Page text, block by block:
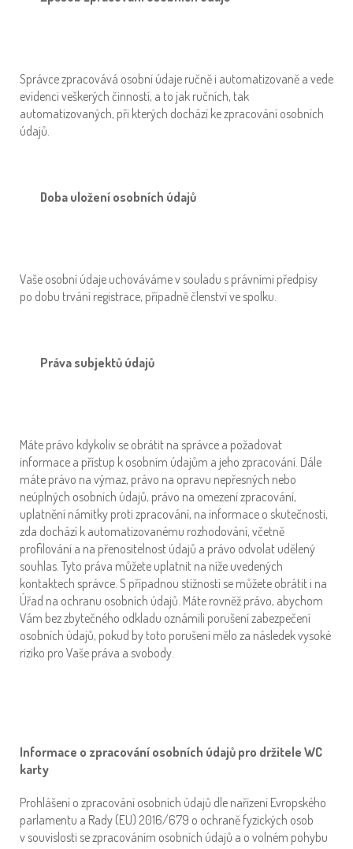
Správce zpracovává osobní údaje ručně i automatizovaně a vede
evidenci veškerých činností, a to jak ručních, tak
automatizovaných, při kterých dochází ke zpracování osobních
údajů.
Doba uložení osobních údajů
Vaše osobní údaje uchováváme v souladu s právními předpisy
po dobu trvání registrace, případně členství ve spolku.
Práva subjektů údajů
Máte právo kdykoliv se obrátit na správce a požadovat
informace a přístup k osobním údajům a jeho zpracování. Dále
máte právo na výmaz, právo na opravu nepřesných nebo
neúplných osobních údajů, právo na omezení zpracování,
uplatnění námitky proti zpracování, na informace o skutečnosti,
zda dochází k automatizovanému rozhodování, včetně
profilování a na přenositelnost údajů a právo odvolat udělený
souhlas. Tyto práva můžete uplatnit na níže uvedených
kontaktech správce. S případnou stížností se můžete obrátit i na
Úřad na ochranu osobních údajů. Máte rovněž právo, abychom
Vám bez zbytečného odkladu oznámili porušení zabezpečení
osobních údajů, pokud by toto porušení mělo za následek vysoké
riziko pro Vaše práva a svobody.
Informace o zpracování osobních údajů pro držitele WC
karty
Prohlášení o zpracování osobních údajů dle nařízení Evropského
parlamentu a Rady (EU) 2016/679 o ochraně fyzických osob
v souvislosti se zpracováním osobních údajů a o volném pohybu